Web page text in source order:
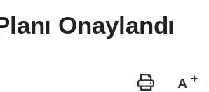
Onaylandı
A